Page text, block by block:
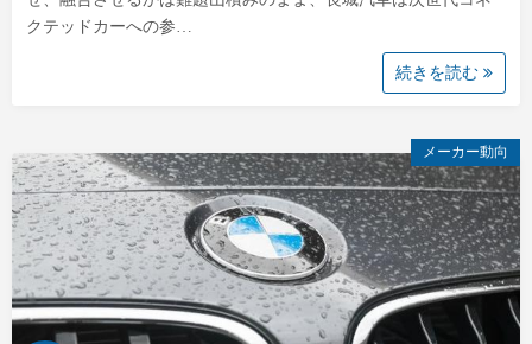
クテッドカーへの参…
続きを読む
メーカー動向